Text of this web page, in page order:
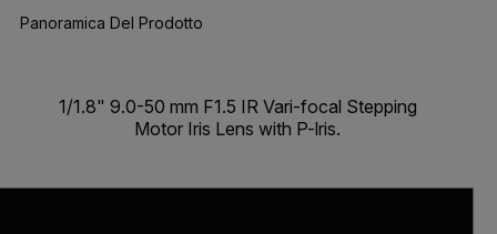
Panoramica Del Prodotto
1/1.8" 9.0-50 mm F1.5 IR Vari-focal Stepping
Motor Iris Lens with P-lris.